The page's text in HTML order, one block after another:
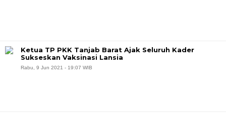
Ketua TP PKK Tanjab Barat Ajak Seluruh Kader
Sukseskan Vaksinasi Lansia
Rabu, 9 Jun 2021 - 19:07 WIB